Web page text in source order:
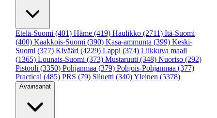
Etelä-Suomi (401) Häme (419) Haulikko (2711) Itä-Suomi
(400) Kaakkois-Suomi (390) Kasa-ammunta (399) Keski-
Suomi (377) Kivääri (4229) Lappi (374) Liikkuva maali
(1365) Lounais-Suomi (373) Mustaruuti (348) Nuoriso (292)
Pistooli (3350) Pohjanmaa (379) Pohjois-Pohjanmaa (377)
Practical (485) PRS (79) Siluetti (340)Yleinen (5378)
Avainsanat